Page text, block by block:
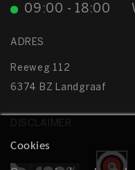
09:00 - 18:00
ADRES
Reeweg 112
6374 BZ Landgraaf
DISCLAIMER
Cookies